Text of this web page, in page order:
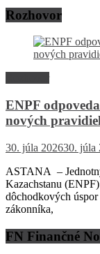
Rozhovor
ENPF
nových
30. júla 202630. júla
ASTANA –
Kazachstanu
dôchodkových
zákonníka,
FN Finančné